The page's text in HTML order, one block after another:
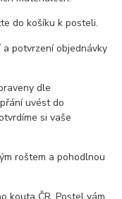
do košíku k posteli.
potvrzení objednávky
dle
uvést do
si vaše
roštem a pohodlnou